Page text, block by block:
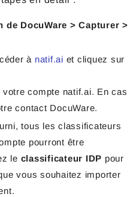
de DocuWare > Capturer >
à natif.ai et cliquez sur
compte natif.ai. En cas
contact DocuWare.
tous les classificateurs
pourront être
le classificateur IDP pour
vous souhaitez importer